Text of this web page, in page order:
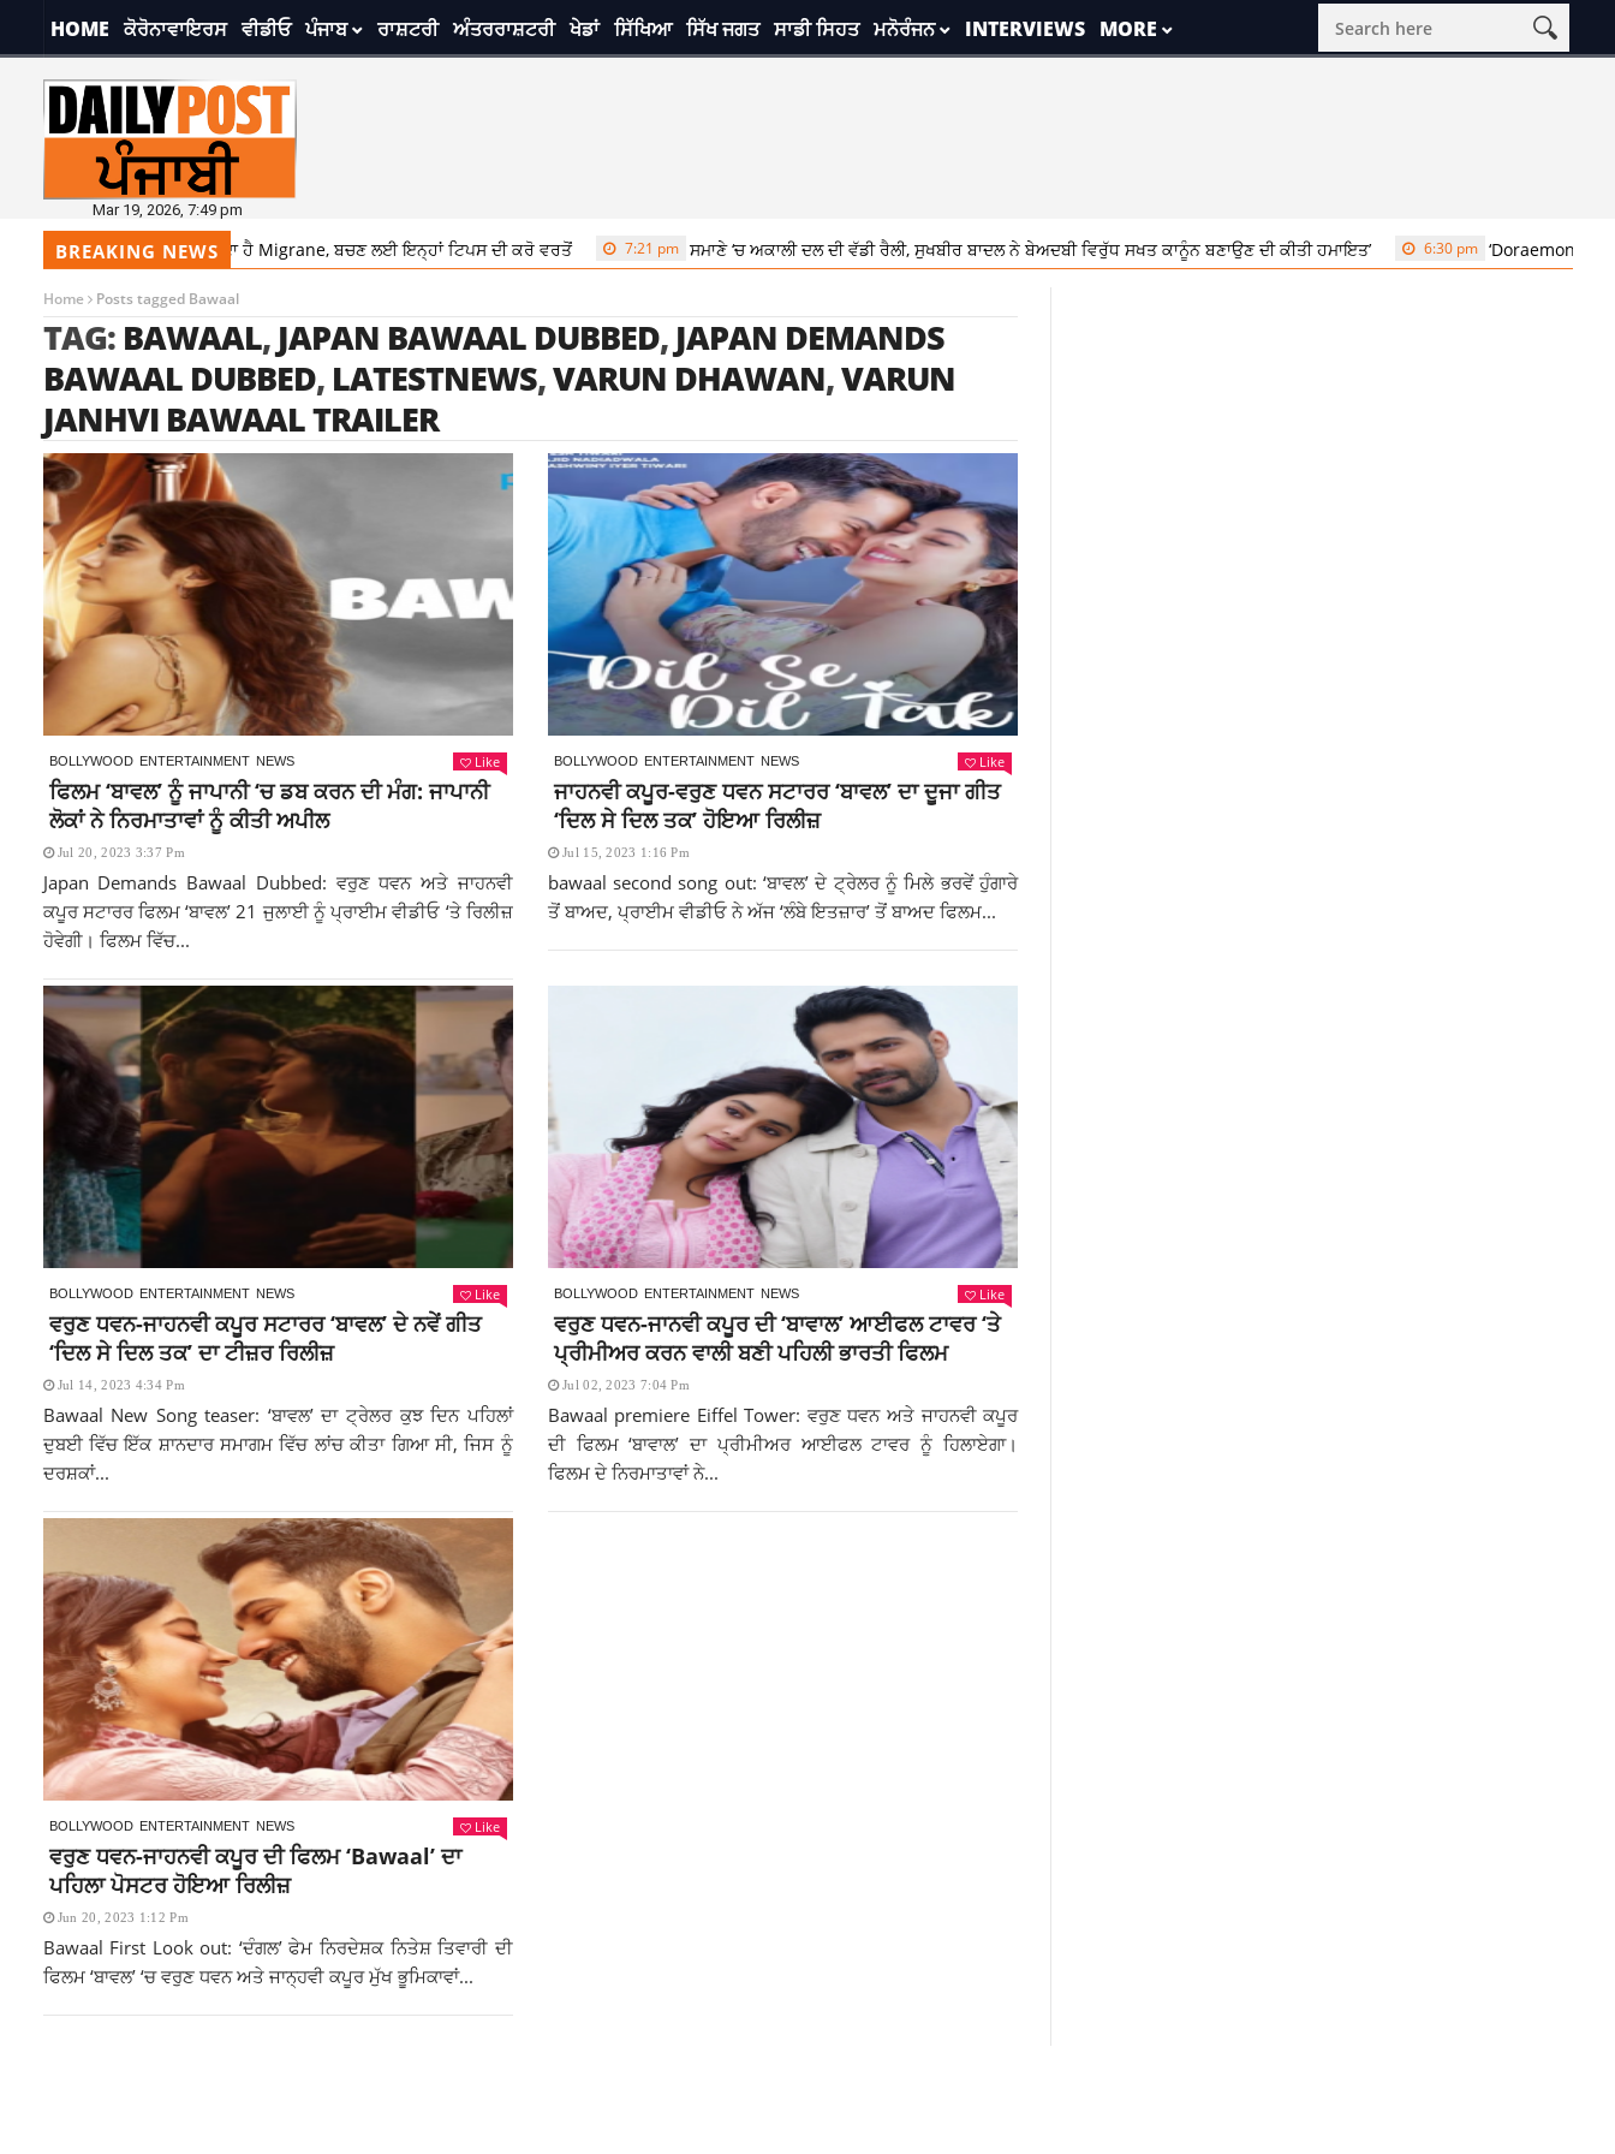
HOME ਕੋਰੋਨਾਵਾਇਰਸ ਵੀਡੀਓ ਪੰਜਾਬ ਰਾਸ਼ਟਰੀ ਅੰਤਰਰਾਸ਼ਟਰੀ ਖੇਡਾਂ ਸਿੱਖਿਆ ਸਿੱਖ ਜਗਤ ਸਾਡੀ ਸਿਹਤ ਮਨੋਰੰਜਨ INTERVIEWS MORE
Mar 19, 2026, 7:49 pm
BREAKING NEWS
ਮੌਸਮ ‘ਚ ਪ੍ਰੇਸ਼ਾਨ ਕਰ ਸਕਦਾ ਹੈ Migrane, ਬਚਣ ਲਈ ਇਨ੍ਹਾਂ ਟਿਪਸ ਦੀ ਕਰੋ ਵਰਤੋਂ 7:21 pm ਸਮਾਣੇ ‘ਚ ਅਕਾਲੀ ਦਲ ਦੀ ਵੱਡੀ ਰੈਲੀ, ਸੁਖਬੀਰ ਬਾਦਲ ਨੇ ਬੇਅਦਬੀ ਵਿਰੁੱਧ ਸਖਤ ਕਾਨੂੰਨ ਬਣਾਉਣ ਦੀ ਕੀਤੀ ਹਮਾਇਤ’ 6:30 pm ‘Doraemon’ ਦੇ
Home Posts tagged Bawaal
TAG: BAWAAL, JAPAN BAWAAL DUBBED, JAPAN DEMANDS
BAWAAL DUBBED, LATESTNEWS,VARUN DHAWAN,VARUN
JANHVI BAWAAL TRAILER
BOLLYWOOD ENTERTAINMENT NEWS Like
ਫਿਲਮ ‘ਬਾਵਲ’ ਨੂੰ ਜਾਪਾਨੀ ‘ਚ ਡਬ ਕਰਨ ਦੀ ਮੰਗ: ਜਾਪਾਨੀ
ਲੋਕਾਂ ਨੇ ਨਿਰਮਾਤਾਵਾਂ ਨੂੰ ਕੀਤੀ ਅਪੀਲ
Jul 20, 2023 3:37 Pm
Japan Demands Bawaal Dubbed: ਵਰੁਣ ਧਵਨ ਅਤੇ ਜਾਹਨਵੀ
ਕਪੂਰ ਸਟਾਰਰ ਫਿਲਮ ‘ਬਾਵਲ’ 21 ਜੁਲਾਈ ਨੂੰ ਪ੍ਰਾਈਮ ਵੀਡੀਓ ‘ਤੇ ਰਿਲੀਜ਼
ਹੋਵੇਗੀ। ਫਿਲਮ ਵਿੱਚ...
BOLLYWOOD ENTERTAINMENT NEWS Like
ਜਾਹਨਵੀ ਕਪੂਰ-ਵਰੁਣ ਧਵਨ ਸਟਾਰਰ ‘ਬਾਵਲ’ ਦਾ ਦੂਜਾ ਗੀਤ
‘ਦਿਲ ਸੇ ਦਿਲ ਤਕ’ ਹੋਇਆ ਰਿਲੀਜ਼
Jul 15, 2023 1:16 Pm
bawaal second song out: ‘ਬਾਵਲ’ ਦੇ ਟ੍ਰੇਲਰ ਨੂੰ ਮਿਲੇ ਭਰਵੇਂ ਹੁੰਗਾਰੇ
ਤੋਂ ਬਾਅਦ, ਪ੍ਰਾਈਮ ਵੀਡੀਓ ਨੇ ਅੱਜ ‘ਲੰਬੇ ਇਤਜ਼ਾਰ’ ਤੋਂ ਬਾਅਦ ਫਿਲਮ...
BOLLYWOOD ENTERTAINMENT NEWS Like
ਵਰੁਣ ਧਵਨ-ਜਾਹਨਵੀ ਕਪੂਰ ਸਟਾਰਰ ‘ਬਾਵਲ’ ਦੇ ਨਵੇਂ ਗੀਤ
‘ਦਿਲ ਸੇ ਦਿਲ ਤਕ’ ਦਾ ਟੀਜ਼ਰ ਰਿਲੀਜ਼
Jul 14, 2023 4:34 Pm
Bawaal New Song teaser: ‘ਬਾਵਲ’ ਦਾ ਟ੍ਰੇਲਰ ਕੁਝ ਦਿਨ ਪਹਿਲਾਂ
ਦੁਬਈ ਵਿੱਚ ਇੱਕ ਸ਼ਾਨਦਾਰ ਸਮਾਗਮ ਵਿੱਚ ਲਾਂਚ ਕੀਤਾ ਗਿਆ ਸੀ, ਜਿਸ ਨੂੰ
ਦਰਸ਼ਕਾਂ...
BOLLYWOOD ENTERTAINMENT NEWS Like
ਵਰੁਣ ਧਵਨ-ਜਾਨਵੀ ਕਪੂਰ ਦੀ ‘ਬਾਵਾਲ’ ਆਈਫਲ ਟਾਵਰ ‘ਤੇ
ਪ੍ਰੀਮੀਅਰ ਕਰਨ ਵਾਲੀ ਬਣੀ ਪਹਿਲੀ ਭਾਰਤੀ ਫਿਲਮ
Jul 02, 2023 7:04 Pm
Bawaal premiere Eiffel Tower: ਵਰੁਣ ਧਵਨ ਅਤੇ ਜਾਹਨਵੀ ਕਪੂਰ
ਦੀ ਫਿਲਮ ‘ਬਾਵਾਲ’ ਦਾ ਪ੍ਰੀਮੀਅਰ ਆਈਫਲ ਟਾਵਰ ਨੂੰ ਹਿਲਾਏਗਾ।
ਫਿਲਮ ਦੇ ਨਿਰਮਾਤਾਵਾਂ ਨੇ...
BOLLYWOOD ENTERTAINMENT NEWS Like
ਵਰੁਣ ਧਵਨ-ਜਾਹਨਵੀ ਕਪੂਰ ਦੀ ਫਿਲਮ ‘Bawaal’ ਦਾ
ਪਹਿਲਾ ਪੋਸਟਰ ਹੋਇਆ ਰਿਲੀਜ਼
Jun 20, 2023 1:12 Pm
Bawaal First Look out: ‘ਦੰਗਲ’ ਫੇਮ ਨਿਰਦੇਸ਼ਕ ਨਿਤੇਸ਼ ਤਿਵਾਰੀ ਦੀ
ਫਿਲਮ ‘ਬਾਵਲ’ ‘ਚ ਵਰੁਣ ਧਵਨ ਅਤੇ ਜਾਨ੍ਹਵੀ ਕਪੂਰ ਮੁੱਖ ਭੂਮਿਕਾਵਾਂ...